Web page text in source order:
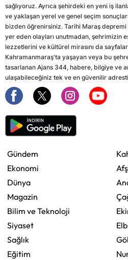
sağlıyoruz. Ayrıca şehirdeki en yeni iş
ve yaklaşan yerel ve genel seçim
bizden öğrenirsiniz. Tarihi Maraş depremi
yer eden olayları unutmadan, şehrimizin
lezzetlerini ve kültürel mirasını da
Kahramanmaraş'ta yaşayan veya bu
tasarlanan Ajans 344, habere, bilgiye ve
ulaşabileceğiniz tek ve en güvenilir
Gündem
Ekonomi
Dünya
Magazin
Bilim ve Teknoloji
Siyaset
Sağlık
Eğitim